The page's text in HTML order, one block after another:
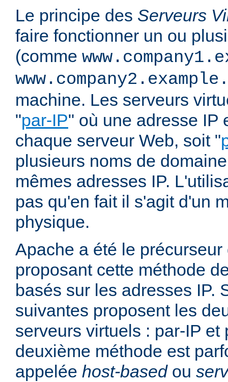
Le principe des Serveurs
faire fonctionner un ou
(comme
machine. Les serveurs
"par-IP" où une adresse IP
chaque serveur Web, soit "
plusieurs noms de
mêmes adresses IP.
pas qu'en fait il s'agit d'un
physique.
Apache a été le
proposant cette méthode
basés sur les adresses IP.
suivantes proposent les
serveurs virtuels : par-IP et
deuxième méthode est
appelée host-basedou